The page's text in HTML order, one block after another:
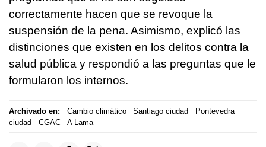
correctamente hacen que se revoque la
suspensión de la pena. Asimismo, explicó las
distinciones que existen en los delitos contra la
salud pública y respondió a las preguntas que le
formularon los internos.
Archivado en: Cambio climático Santiago ciudad
Pontevedra
ciudad
CGAC A Lama